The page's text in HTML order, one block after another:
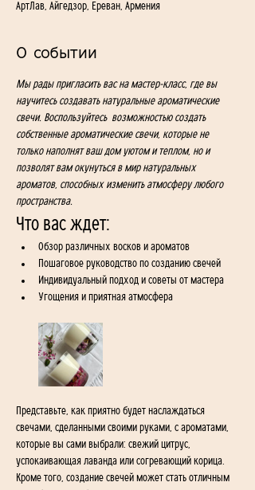
АртЛав, Айгедзор, Ереван, Армения
О событии
Мы рады пригласить вас на мастер-класс, где вы
научитесь создавать натуральные ароматические
свечи. Воспользуйтесь  возможностью создать
собственные ароматические свечи, которые не
только наполнят ваш дом уютом и теплом, но и
позволят вам окунуться в мир натуральных
ароматов, способных изменить атмосферу любого
пространства.
Что вас ждет:
Обзор различных восков и ароматов
Пошаговое руководство по созданию свечей
Индивидуальный подход и советы от мастера
Угощения и приятная атмосфера
Представьте, как приятно будет наслаждаться
свечами, сделанными своими руками, с ароматами,
которые вы сами выбрали: свежий цитрус,
успокаивающая лаванда или согревающий корица.
Кроме того, создание свечей может стать отличным